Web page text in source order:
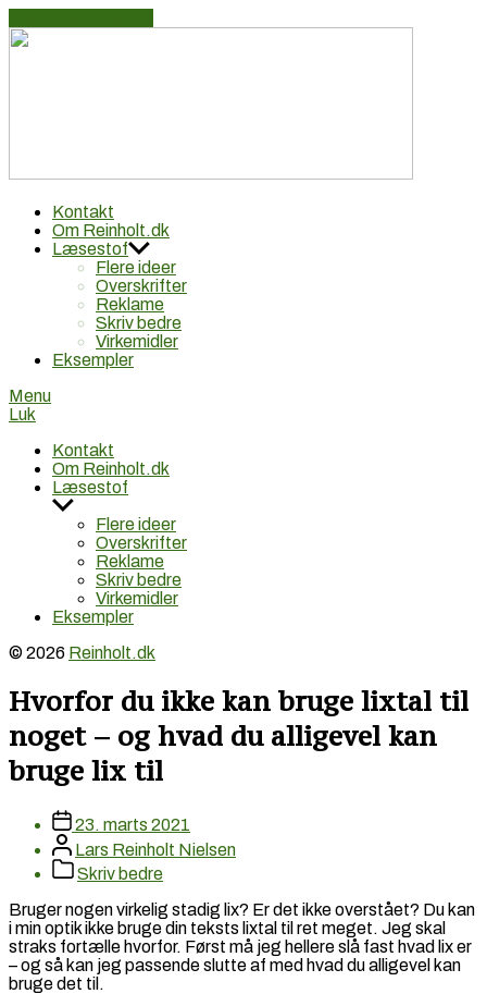
reklameKontakt
Om Reinholt.dk
Læsestof
Flere ideer
Overskrifter
Reklame
Skriv bedre
Virkemidler
Eksempler
Menu
Luk
Kontakt
Om Reinholt.dk
Læsestof
Vis
undermenuFlere ideer
Overskrifter
Reklame
Skriv bedre
Virkemidler
Eksempler
© 2026 Reinholt.dk
Hvorfor du ikke kan bruge lixtal til
noget – og hvad du alligevel kan
bruge lix til
Indlægddato
23. marts 2021
Indlægsforfatter
Lars Reinholt Nielsen
Post
categories
Skriv bedre
Bruger nogen virkelig stadig lix? Er det ikke overstået? Du kan
i min optik ikke bruge din teksts lixtal til ret meget. Jeg skal
straks fortælle hvorfor. Først må jeg hellere slå fast hvad lix er
– og så kan jeg passende slutte af med hvad du alligevel kan
bruge det til.